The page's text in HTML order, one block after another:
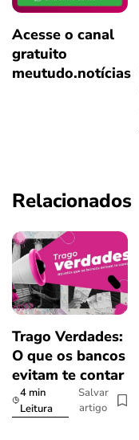
Acesse o canal
gratuito
meutudo.notícias
Relacionados
Trago Verdades:
O que os bancos
evitam te contar
4 min
Leitura
Salvar
artigo